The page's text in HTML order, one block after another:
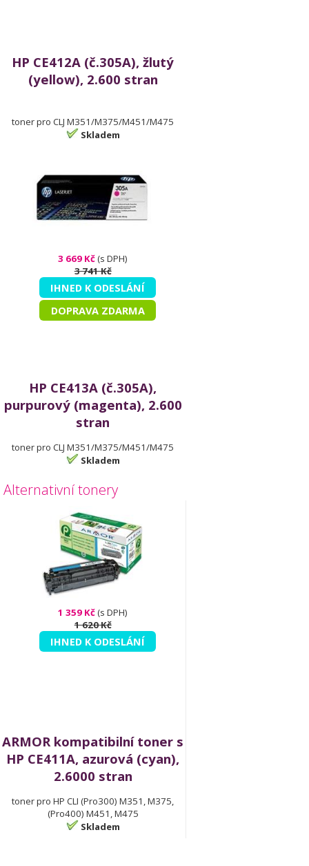
HP CE412A (č.305A), žlutý
(yellow), 2.600 stran
toner pro CLJ M351/M375/M451/M475
Skladem
3 669 Kč(s DPH)
3 741 Kč
IHNED K ODESLÁNÍ
DOPRAVA ZDARMA
HP CE413A (č.305A),
purpurový (magenta), 2.600
stran
toner pro CLJ M351/M375/M451/M475
Skladem
Alternativní tonery
1 359 Kč(s DPH)
1 620 Kč
IHNED K ODESLÁNÍ
ARMOR kompatibilní toner s
HP CE411A, azurová (cyan),
2.6000 stran
toner pro HP CLI (Pro300) M351, M375,
(Pro400) M451, M475
Skladem